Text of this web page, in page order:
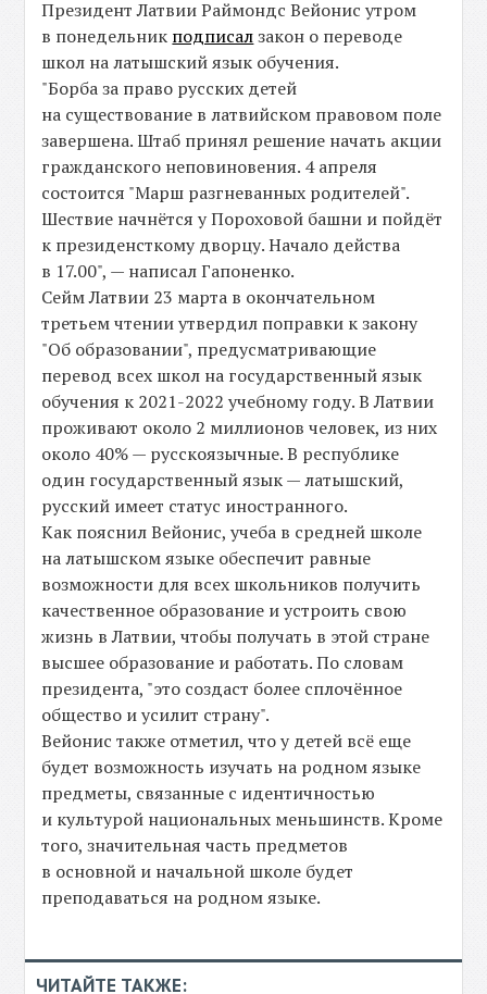
Президент Латвии Раймондс Вейонис утром
в понедельник подписалзакон о переводе
школ на латышский язык обучения.
"Борба за право русских детей
на существование в латвийском правовом поле
завершена. Штаб принял решение начать акции
гражданского неповиновения. 4 апреля
состоится "Марш разгневанных родителей".
Шествие начнётся у Пороховой башни и пойдёт
к президенсткому дворцу. Начало действа
в 17.00", — написал Гапоненко.
Сейм Латвии 23 марта в окончательном
третьем чтении утвердил поправки к закону
"Об образовании", предусматривающие
перевод всех школ на государственный язык
обучения к 2021-2022 учебному году. В Латвии
проживают около 2 миллионов человек, из них
около 40% — русскоязычные. В республике
один государственный язык — латышский,
русский имеет статус иностранного.
Как пояснил Вейонис, учеба в средней школе
на латышском языке обеспечит равные
возможности для всех школьников получить
качественное образование и устроить свою
жизнь в Латвии, чтобы получать в этой стране
высшее образование и работать. По словам
президента, "это создаст более сплочённое
общество и усилит страну".
Вейонис также отметил, что у детей всё еще
будет возможность изучать на родном языке
предметы, связанные с идентичностью
и культурой национальных меньшинств. Кроме
того, значительная часть предметов
в основной и начальной школе будет
преподаваться на родном языке.
ЧИТАЙТЕ ТАКЖЕ: